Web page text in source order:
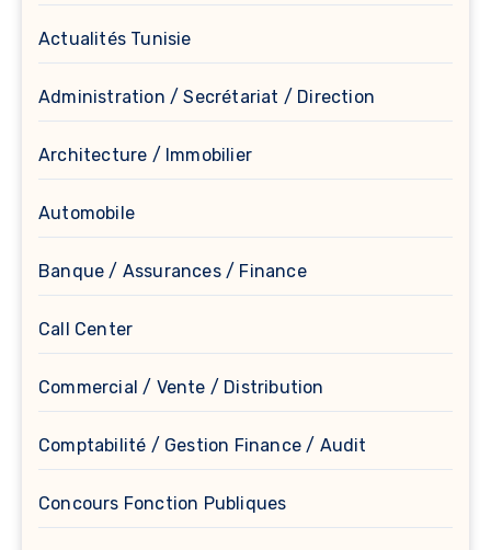
Actualités Tunisie
Administration / Secrétariat / Direction
Architecture / Immobilier
Automobile
Banque / Assurances / Finance
Call Center
Commercial / Vente / Distribution
Comptabilité / Gestion Finance / Audit
Concours Fonction Publiques